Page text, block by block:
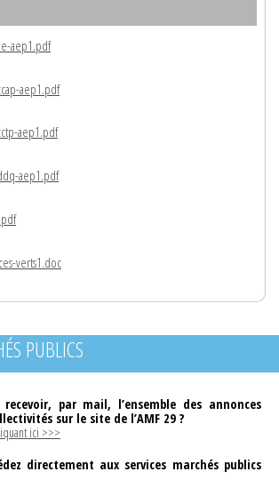
aep1.pdf
aep1.pdf
aep1.pdf
aep1.pdf
verts1.doc
PUBLICS
par mail, l’ensemble des annonces
sur le site de l’AMF 29 ?
ici >>>
directement aux services marchés publics